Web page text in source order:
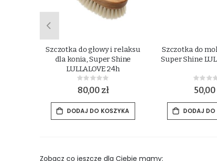
Szczotka do głowy i relaksu
dla konia, Super Shine
LULLALOVE 24h
Rating:
0%
80,00 zł
DODAJ DO KOSZYKA
Szczotka do
Super Shine
0%
50,00
DODAJ
Zobacz co jeszcze dla Ciebie mamy: